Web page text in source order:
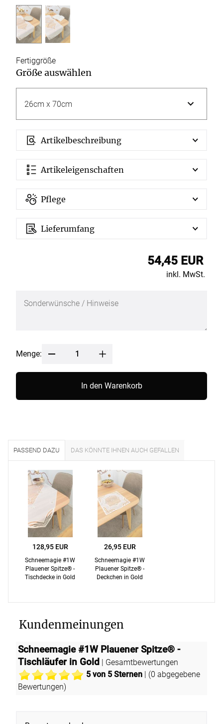
Fertiggröße
Größe auswählen
Artikelbeschreibung
Artikeleigenschaften
Pflege
Lieferumfang
54,45 EUR
inkl. MwSt.
Menge:
In den Warenkorb
PASSEND DAZU DAS KÖNNTE IHNEN AUCH GEFALLEN
128,95 EUR
Schneemagie #1W
Plauener Spitze® -
Tischdecke in Gold
26,95 EUR
Schneemagie #1W
Plauener Spitze® -
Deckchen in Gold
Kundenmeinungen
Schneemagie #1W Plauener Spitze® -
Tischläufer in Gold | Gesamtbewertungen
5von 5 Sternen | (0 abgegebene
Bewertungen)